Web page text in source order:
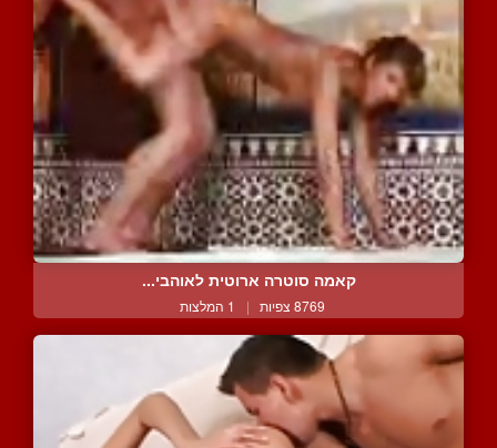
קאמה סוטרה ארוטית לאוהבי...
8769 צפיות | 1 המלצות